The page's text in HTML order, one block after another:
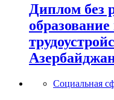
Диплом без
Социальная